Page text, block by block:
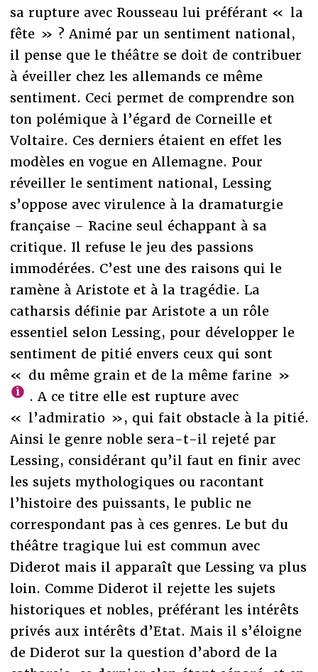
sa rupture avec Rousseau lui préférant « la
fête » ? Animé par un sentiment national,
il pense que le théâtre se doit de contribuer
à éveiller chez les allemands ce même
sentiment. Ceci permet de comprendre son
ton polémique à l’égard de Corneille et
Voltaire. Ces derniers étaient en effet les
modèles en vogue en Allemagne. Pour
réveiller le sentiment national, Lessing
s’oppose avec virulence à la dramaturgie
française – Racine seul échappant à sa
critique. Il refuse le jeu des passions
immodérées. C’est une des raisons qui le
ramène à Aristote et à la tragédie. La
catharsis définie par Aristote a un rôle
essentiel selon Lessing, pour développer le
sentiment de pitié envers ceux qui sont
« du même grain et de la même farine »
. A ce titre elle est rupture avec
« l’admiratio », qui fait obstacle à la pitié.
Ainsi le genre noble sera-t-il rejeté par
Lessing, considérant qu’il faut en finir avec
les sujets mythologiques ou racontant
l’histoire des puissants, le public ne
correspondant pas à ces genres. Le but du
théâtre tragique lui est commun avec
Diderot mais il apparaît que Lessing va plus
loin. Comme Diderot il rejette les sujets
historiques et nobles, préférant les intérêts
privés aux intérêts d’Etat. Mais il s’éloigne
de Diderot sur la question d’abord de la